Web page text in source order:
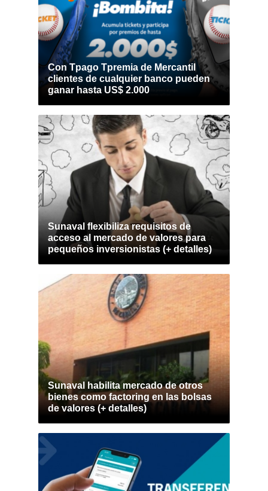
Con Tpago Tpremia de Mercantil
clientes de cualquier banco pueden
ganar hasta US$ 2.000
Sunaval flexibiliza requisitos de
acceso al mercado de valores para
pequeños inversionistas (+ detalles)
Sunaval habilita mercado de otros
bienes como factoring en las bolsas
de valores (+ detalles)